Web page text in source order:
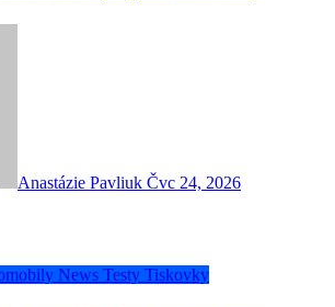
Anastázie Pavliuk Čvc 24, 2026
News Testy Tiskovky